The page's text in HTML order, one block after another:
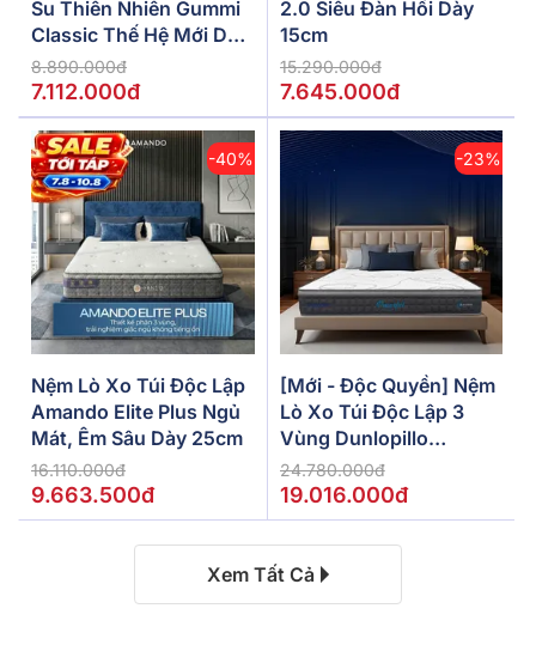
Su Thiên Nhiên Gummi
Classic Thế Hệ Mới Dày
5/10/15cm
8.890.000đ
7.112.000đ
2.0 Siêu Đàn Hồi Dày
15cm
15.290.000đ
7.645.000đ
-40%
Nệm Lò Xo Túi Độc Lập
Amando Elite Plus Ngủ
Mát, Êm Sâu Dày 25cm
16.110.000đ
9.663.500đ
-23%
[Mới - Độc Quyền] Nệm
Lò Xo Túi Độc Lập 3
Vùng Dunlopillo
De.Stress Powerful
24.780.000đ
19.016.000đ
Xem Tất Cả